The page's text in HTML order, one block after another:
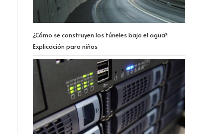
¿Cómo se construyen los túneles bajo el agua?:
Explicación para niños